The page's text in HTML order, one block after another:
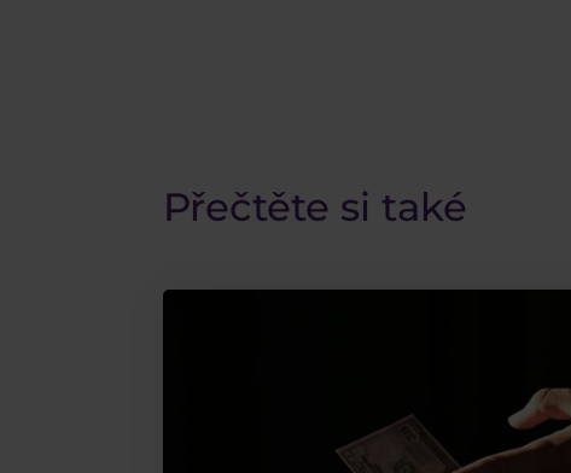
Přečtěte si také